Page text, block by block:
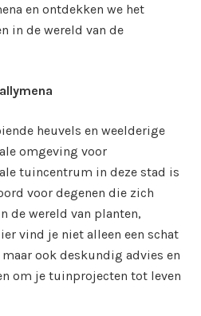
en ontdekken we het
in de wereld van de
heuvels en weelderige
omgeving voor
tuincentrum in deze stad is
voor degenen die zich
de wereld van planten,
vind je niet alleen een schat
ook deskundig advies en
om je tuinprojecten tot leven